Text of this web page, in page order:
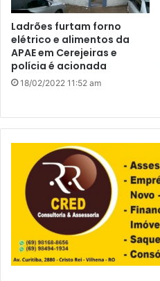
Ladrões furtam forno
elétrico e alimentos da
APAE em Cerejeiras e
polícia é acionada
18/02/2022 11:52 am